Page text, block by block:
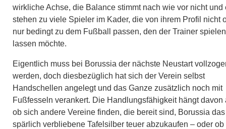
wirkliche Achse, die Balance stimmt nach wie vor nicht und
stehen zu viele Spieler im Kader, die von ihrem Profil nicht
nur bedingt zu dem Fußball passen, den der Trainer spielen
lassen möchte.
Eigentlich muss bei Borussia der nächste Neustart
werden, doch diesbezüglich hat sich der Verein selbst
Handschellen angelegt und das Ganze zusätzlich noch mit
Fußfesseln verankert. Die Handlungsfähigkeit hängt davon
ob sich andere Vereine finden, die bereit sind, Borussia das
spärlich verbliebene Tafelsilber teuer abzukaufen – oder ob